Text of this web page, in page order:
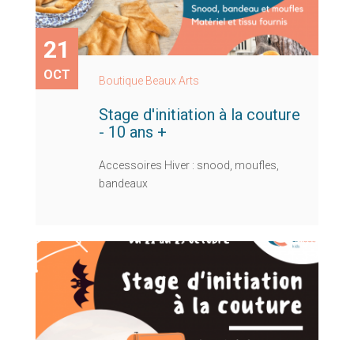
21
OCT Boutique Beaux Arts
Stage d'initiation à la couture
- 10 ans +
Accessoires Hiver : snood, moufles,
bandeaux